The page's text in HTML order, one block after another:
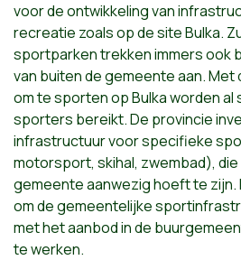
voor de ontwikkeling van
recreatie zoals op de site Bulka.
sportparken trekken immers ook
van buiten de gemeente aan. Met
om te sporten op Bulka worden al
sporters bereikt. De provincie
infrastructuur voor specifieke
motorsport, skihal, zwembad),
gemeente aanwezig hoeft te zijn.
om de gemeentelijke
met het aanbod in de
te werken.